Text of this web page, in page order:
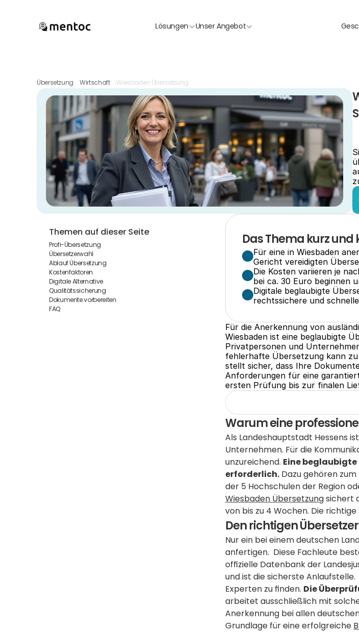
Lösungen Unser Angebot
Übersetzung Wirtschaft Wiesbaden Übersetzung
Themen auf dieser Seite
Profi-Übersetzung
Übersetzerwahl
Ablauf Übersetzung
Kostenfaktoren
Digitale Alternative
Qualitätssicherung
Dokumente vorbereiten
FAQ
Das Thema kurz
Für eine in Wiesbaden
Gericht vereidigten
Die Kosten variieren je
bei ca. 30 Euro beginnen
Digitale beglaubigte
rechtssichere und
Für die Anerkennung von
Wiesbaden ist eine beglaubigte
Privatpersonen und
fehlerhafte Übersetzung kann
stellt sicher, dass Ihre
Anforderungen für eine
ersten Prüfung bis zur finalen
Warum eine
Als Landeshauptstadt Hessens
Unternehmen. Für die
unzureichend. Eine
erforderlich. Dazu gehören
Wiesbaden Übersetzung sichert
von bis zu 4 Wochen. Die
Den richtigen
Nur ein bei einem deutschen
anfertigen.  Diese Fachleute
offizielle Datenbank der
und ist die sicherste
Experten zu finden. Die
arbeitet ausschließlich mit
Anerkennung bei allen
Grundlage für eine erfolgreiche